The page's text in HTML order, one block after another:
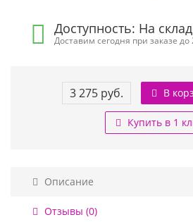
Доступность: На
Доставим сегодня при заказе до
3 275 руб. В
Купить в 1
Описание
Отзывы (0)